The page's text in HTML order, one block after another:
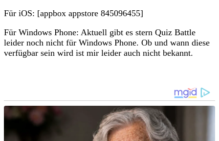
Für iOS: [appbox appstore 845096455]
Für Windows Phone: Aktuell gibt es stern Quiz Battle
leider noch nicht für Windows Phone. Ob und wann diese
verfügbar sein wird ist mir leider auch nicht bekannt.